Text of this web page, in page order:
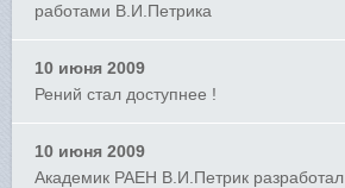
работами В.И.Петрика
10 июня 2009
Рений стал доступнее !
10 июня 2009
Академик РАЕН В.И.Петрик разработал